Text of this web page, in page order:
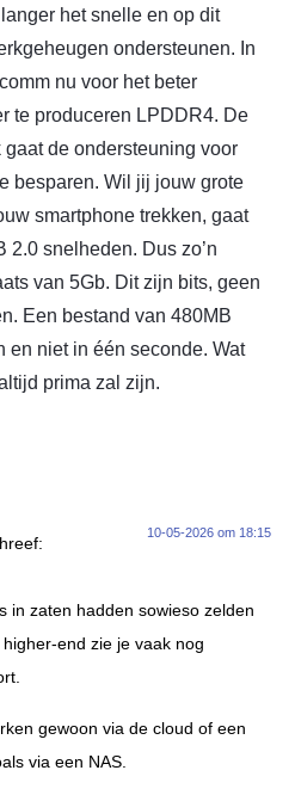
het snelle en op dit
ondersteunen. In
nu voor het beter
te produceren LPDDR4. De
de ondersteuning voor
besparen. Wil jij jouw grote
smartphone trekken, gaat
2.0 snelheden. Dus zo’n
van 5Gb. Dit zijn bits, geen
Een bestand van 480MB
en niet in één seconde. Wat
prima zal zijn.
10-05-2026 om 18:15
in zaten hadden sowieso zelden
end zie je vaak nog
gewoon via de cloud of een
via een NAS.